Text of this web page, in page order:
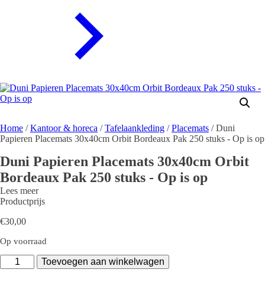
Home /Kantoor & horeca /Tafelaankleding /Placemats / Duni
Papieren Placemats 30x40cm Orbit Bordeaux Pak 250 stuks - Op is op
Duni Papieren Placemats 30x40cm Orbit
Bordeaux Pak 250 stuks - Op is op
Lees meer
Productprijs
€30,00
Op voorraad
Duni
Papieren
Toevoegen aan winkelwagen